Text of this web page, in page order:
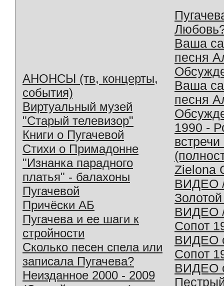
АНОНСЫ (тв, концерты,
события)
Виртуальный музей
"Старый телевизор"
Книги о Пугачевой
Стихи о Примадонне
"Изнанка парадного
платья" - балахоны
Пугачевой
Причёски АБ
Пугачева и ее шаги к
стройности
Сколько песен спела или
записала Пугачева?
Неизданное 2000 - 2009
Ваша
песня
Ваша
песня
1990 -
Zielona
ВИДЕО
ВИДЕО
Сопот
ВИДЕО
Сопот
ВИДЕО